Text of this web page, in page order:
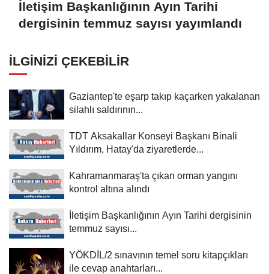
İletişim Başkanlığının Ayın Tarihi
dergisinin temmuz sayısı yayımlandı
İLGINIZI ÇEKEBILIR
Gaziantep'te eşarp takıp kaçarken yakalanan
silahlı saldırının...
TDT Aksakallar Konseyi Başkanı Binali
Yıldırım, Hatay'da ziyaretlerde...
Kahramanmaraş'ta çıkan orman yangını
kontrol altına alındı
İletişim Başkanlığının Ayın Tarihi dergisinin
temmuz sayısı...
YÖKDİL/2 sınavının temel soru kitapçıkları
ile cevap anahtarları...